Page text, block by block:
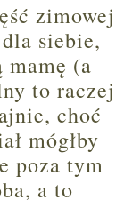
zimowej
siebie,
mamę (a
to raczej
choć
mógłby
poza tym
a to